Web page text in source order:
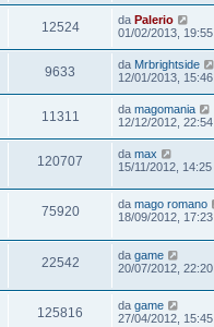
12524 da Palerio
01/02/2013, 19:55
9633 da Mrbrightside
12/01/2013, 15:46
11311 da magomania
12/12/2012, 22:54
120707 da max
15/11/2012, 14:25
75920 da mago romano
18/09/2012, 17:23
22542 da game
20/07/2012, 22:20
125816 da game
27/04/2012, 15:45